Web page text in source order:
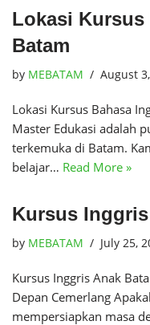
Lokasi
Batam
by MEBATAM August
Lokasi Kursus Bahasa
Master Edukasi adalah
terkemuka di Batam.
belajar… Read More »
Kursus
by MEBATAM July 25,
Kursus Inggris Anak
Depan Cemerlang
mempersiapkan masa